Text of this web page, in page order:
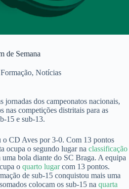
de Semana
Formação, Notícias
jornadas dos campeonatos nacionais,
nas competições distritais para as
15 e sub-13.
o CD Aves por 3-0. Com 13 pontos
ocupa o segundo lugar na classificação
uma bola diante do SC Braga. A equipa
o quarto lugarcom 13 pontos.
de sub-15 conquistou mais uma
colocam os sub-15 na quarta